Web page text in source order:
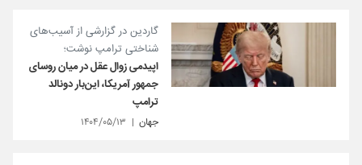
گاردین در گزارشی از آسیب‌های
شناختی ترامپ نوشت؛
اپیدمی زوال عقل در میان روسای
جمهور آمریکا، این‌بار دونالد
ترامپ
جهان ۱۴۰۴/۰۵/۱۳